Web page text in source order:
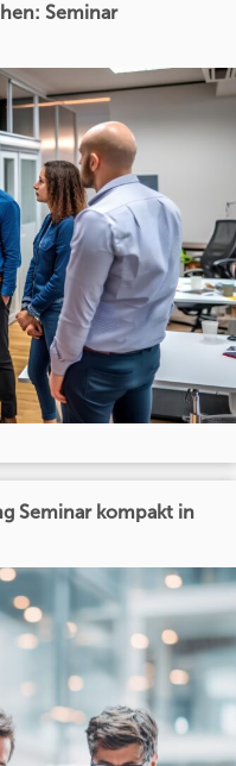
Seminar
Seminar kompakt in